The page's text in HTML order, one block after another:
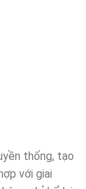
thống, tạo
với giai